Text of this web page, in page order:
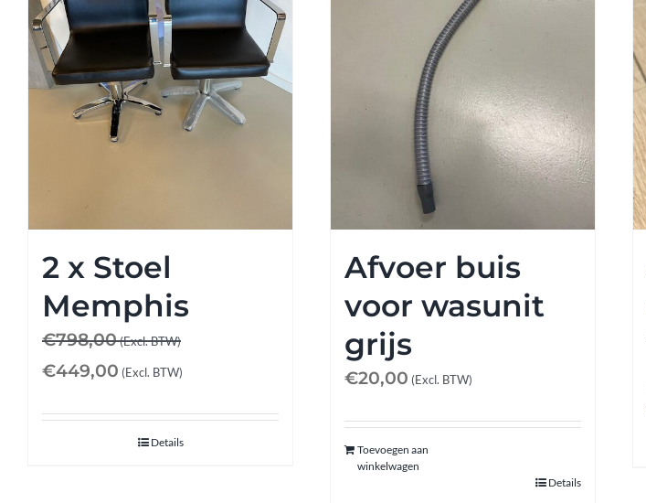
Buitenkansjes
Afspraak maken
Contact
2 x Stoel
Memphis
€798,00(Excl. BTW)
€449,00 (Excl. BTW)
Details
Afvoer buis
voor wasunit
grijs
€20,00 (Excl. BTW)
Toevoegen aan
winkelwagen
Details